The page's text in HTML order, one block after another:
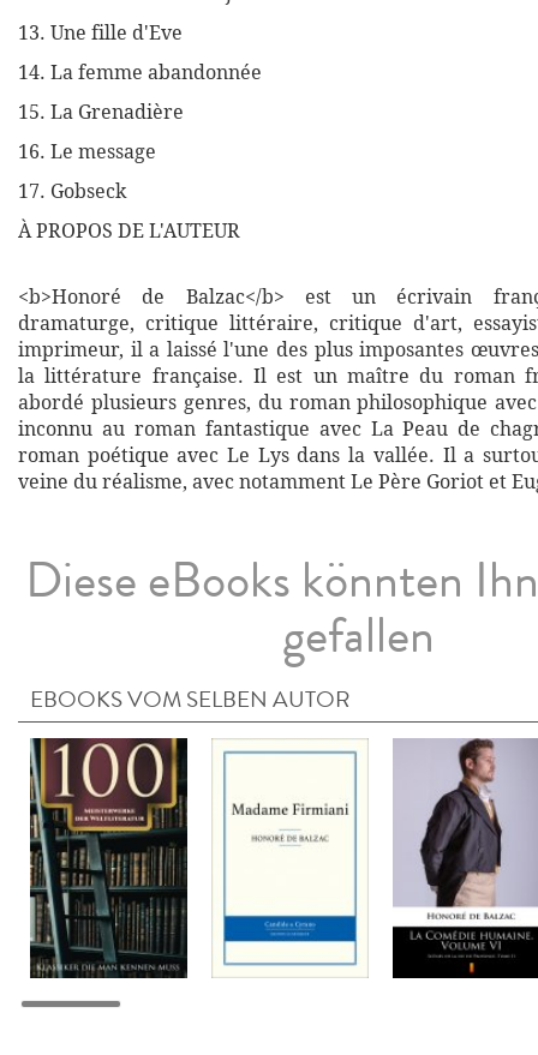
13. Une fille d'Eve
14. La femme abandonnée
15. La Grenadière
16. Le message
17. Gobseck
À PROPOS DE L'AUTEUR
<b>Honoré de Balzac</b> est un écrivain
dramaturge, critique littéraire, critique d'art,
imprimeur, il a laissé l'une des plus imposantes
la littérature française. Il est un maître du roman
abordé plusieurs genres, du roman philosophique
inconnu au roman fantastique avec La Peau de
roman poétique avec Le Lys dans la vallée. Il a
veine du réalisme, avec notamment Le Père Goriot et
Diese eBooks könnten
gefallen
EBOOKS VOM SELBEN AUTOR